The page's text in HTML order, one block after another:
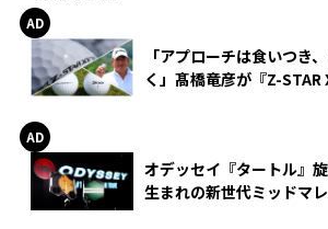
「アプローチは食いつき
く」髙橋竜彦が『Z-STAR
オデッセイ『タートル』
生まれの新世代ミッドマ